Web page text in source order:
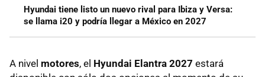
Hyundai tiene listo un nuevo rival para Ibiza y Versa:
se llama i20 y podría llegar a México en 2027
A nivel motores, el Hyundai Elantra 2027 estará